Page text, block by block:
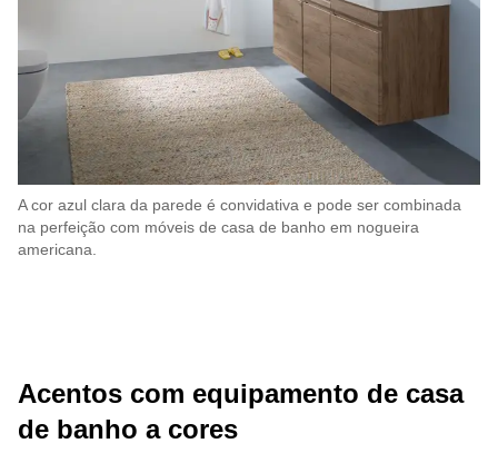
A cor azul clara da parede é convidativa e pode ser combinada
na perfeição com móveis de casa de banho em nogueira
americana.
Acentos com equipamento de casa
de banho a cores